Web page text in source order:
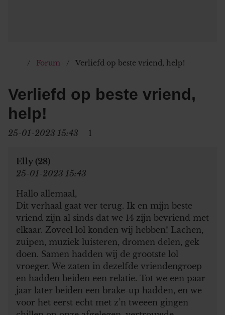
Forum Verliefd op beste vriend, help!
Verliefd op beste vriend,
help!
25-01-2023 15:43 1
Elly (28)
25-01-2023 15:43
Hallo allemaal,
Dit verhaal gaat ver terug. Ik en mijn beste
vriend zijn al sinds dat we 14 zijn bevriend met
elkaar. Zoveel lol konden wij hebben! Lachen,
zuipen, muziek luisteren, dromen delen, gek
doen. Samen hadden wij de grootste lol
vroeger. We zaten in dezelfde vriendengroep
en hadden beiden een relatie. Tot we een paar
jaar later beiden een brake-up hadden, en we
voor het eerst echt met z’n tweeen gingen